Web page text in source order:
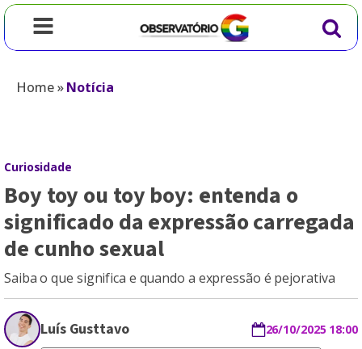
Home»Notícia
Curiosidade
Boy toy ou toy boy: entenda o
significado da expressão carregada
de cunho sexual
Saiba o que significa e quando a expressão é pejorativa
Luís Gusttavo 26/10/2025 18:00